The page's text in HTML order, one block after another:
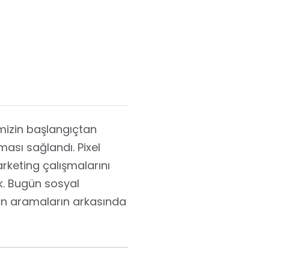
başlangıçtan
sağlandı. Pixel
çalışmalarını
Bugün sosyal
aramaların arkasında